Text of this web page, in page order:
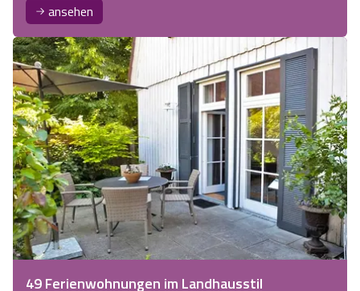
ansehen
49 Ferienwohnungen im Landhausstil